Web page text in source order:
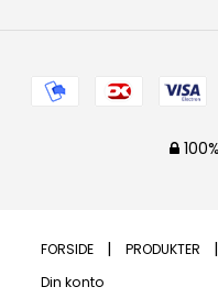
FORSIDE PRODUKTER
Din konto